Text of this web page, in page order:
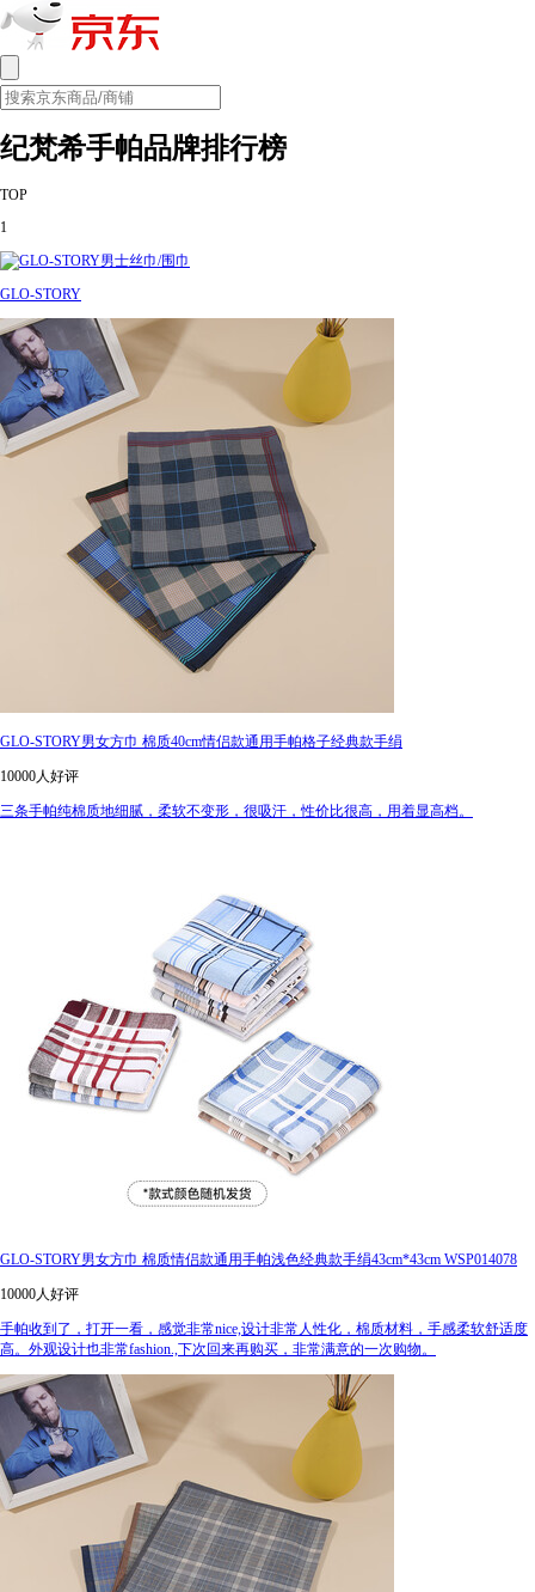
纪梵希手帕品牌排行榜
TOP
1
GLO-STORY
GLO-STORY男女方巾 棉质40cm情侣款通用手帕格子经典款手绢
10000人好评
三条手帕纯棉质地细腻，柔软不变形，很吸汗，性价比很高，用着显高档。
GLO-STORY男女方巾 棉质情侣款通用手帕浅色经典款手绢43cm*43cm WSP014078
10000人好评
手帕收到了，打开一看，感觉非常nice,设计非常人性化，棉质材料，手感柔软舒适度
高。外观设计也非常fashion.,下次回来再购买，非常满意的一次购物。